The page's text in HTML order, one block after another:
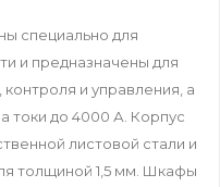
специально для
и предназначены для
и управления, а
токи до 4000 А. Корпус
листовой стали и
толщиной 1,5 мм. Шкафы